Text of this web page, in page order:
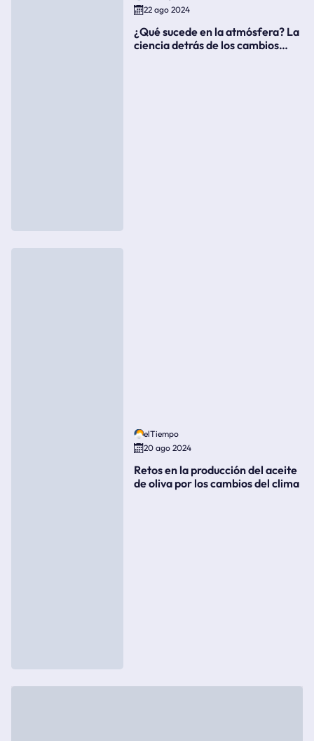
22 ago 2024
¿Qué sucede en la atmósfera? La
ciencia detrás de los cambios
elTiempo
20 ago 2024
Retos en la producción del aceite
de oliva por los cambios del clima